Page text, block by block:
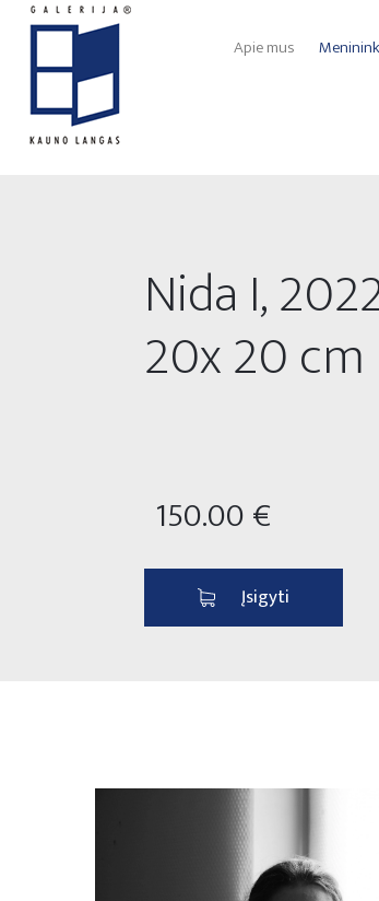
Apie mus
Nida I,
20x 20 cm
150.00 €
Įsigyti